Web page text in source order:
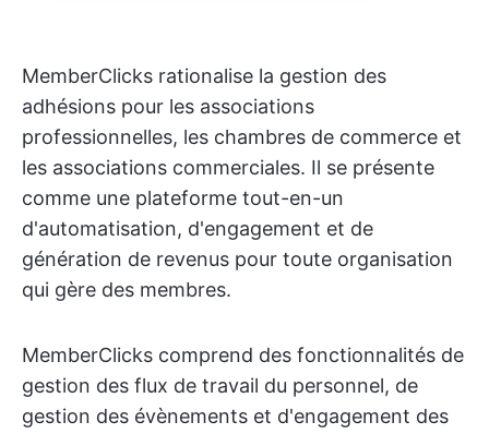
MemberClicks rationalise la gestion des
adhésions pour les associations
professionnelles, les chambres de commerce et
les associations commerciales. Il se présente
comme une plateforme tout-en-un
d'automatisation, d'engagement et de
génération de revenus pour toute organisation
qui gère des membres.
MemberClicks comprend des fonctionnalités de
gestion des flux de travail du personnel, de
gestion des évènements et d'engagement des